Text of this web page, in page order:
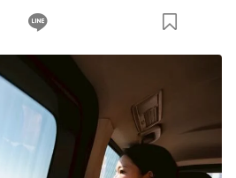
數：0點；前往 購買點數